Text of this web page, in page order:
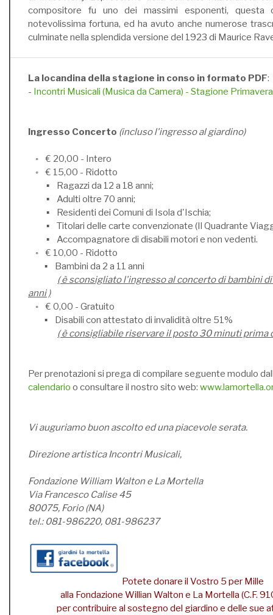
compositore fu uno dei massimi esponenti, questa
notevolissima fortuna, ed ha avuto anche numerose
culminate nella splendida versione del 1923 di Maurice
La locandina della stagione in conso in formato PDF:
- Incontri Musicali (Musica da Camera) - Stagione
Ingresso Concerto (incluso l'ingresso al giardino)
◦ € 20,00 - Intero
◦ € 15,00 - Ridotto
▪ Ragazzi da 12 a 18 anni;
▪ Adulti oltre 70 anni;
▪ Residenti dei Comuni di Isola d'Ischia;
▪ Titolari delle carte convenzionate (Il Quadrante
▪ Accompagnatore di disabili motori e non vedenti.
◦ € 10,00 - Ridotto
▪ Bambini da 2 a 11 anni
( è sconsigliato l'ingresso al concerto di bambini
anni )
◦ € 0,00 - Gratuito
▪ Disabili con attestato di invalidità oltre 51%
( è consigliabile riservare il posto 30 minuti prima
Per prenotazioni si prega di compilare seguente modulo
calendario o consultare il nostro sito web:
Vi auguriamo buon ascolto ed una piacevole serata.
Direzione artistica Incontri Musicali,
Fondazione William Walton e La Mortella
Via Francesco Calise 45
80075, Forio (NA)
tel.: 081-986220, 081-986237
Potete donare il Vostro 5 per Mille
alla Fondazione Willian Walton e La Mortella (C.F.
per contribuire al sostegno del giardino e delle sue